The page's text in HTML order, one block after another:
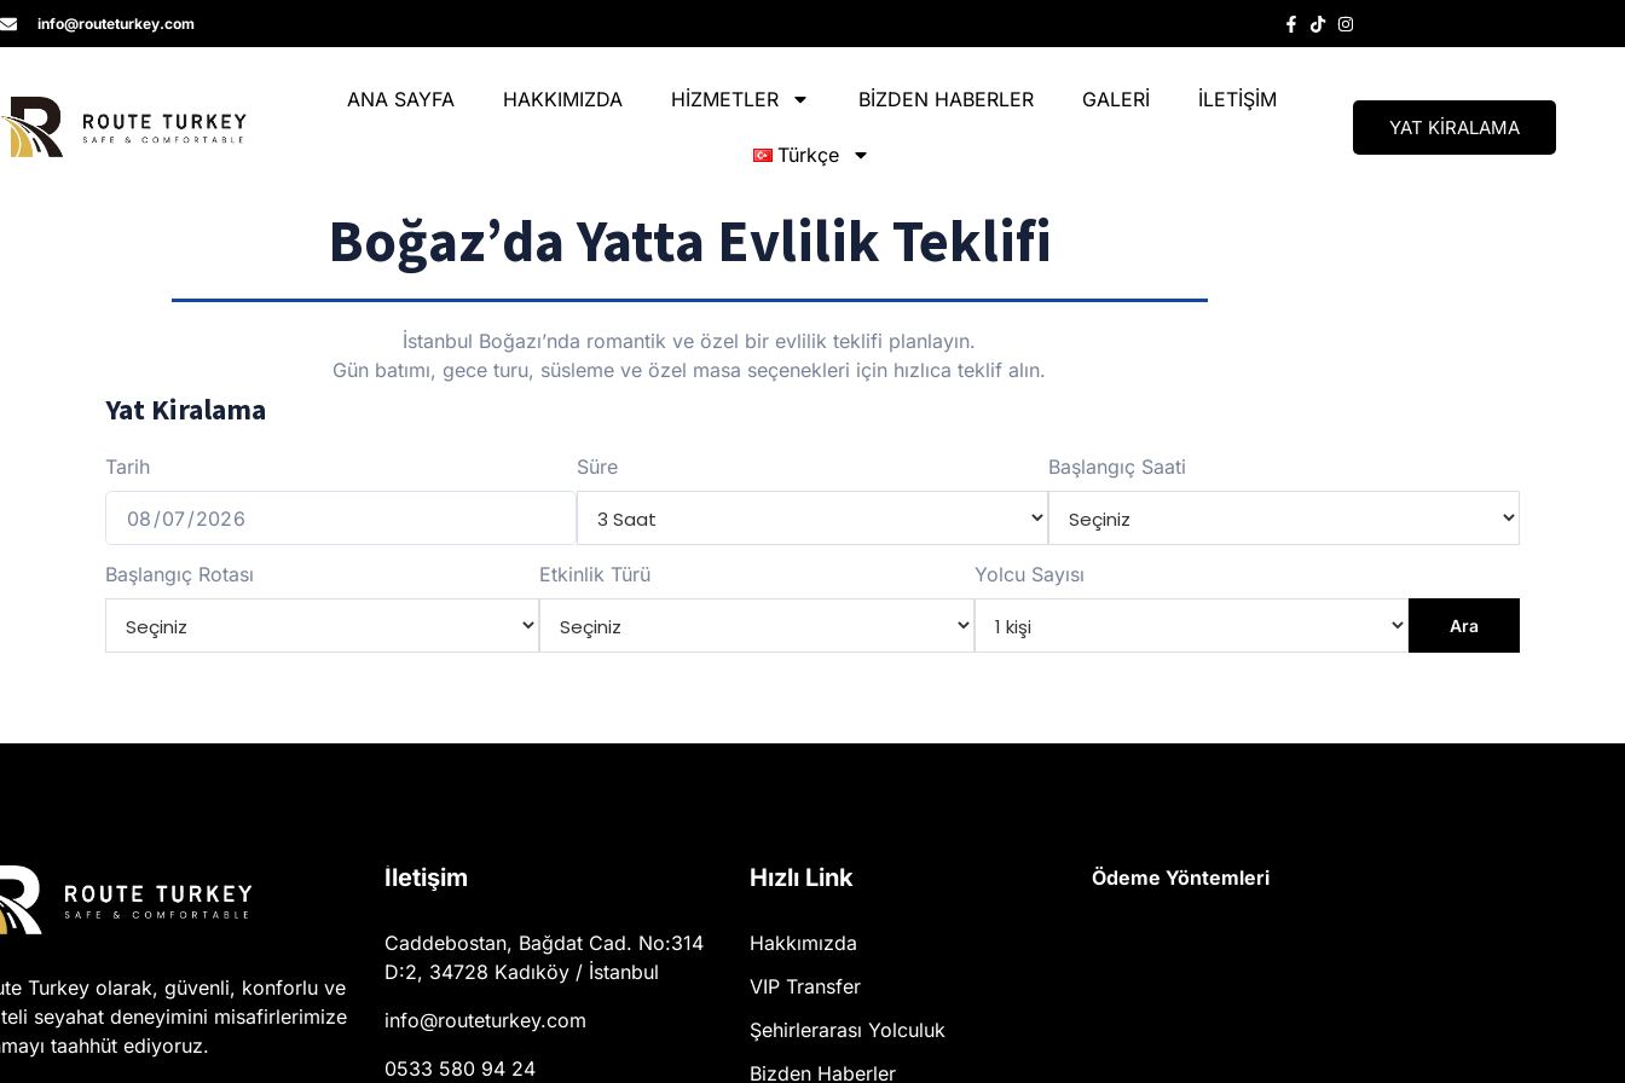
info@routeturkey.com
ANA SAYFA HAKKIMIZDA HİZMETLER BİZDEN HABERLER GALERİ İLETİŞİM
Türkçe
YAT KİRALAMA
Boğaz’da Yatta Evlilik Teklifi
İstanbul Boğazı’nda romantik ve özel bir evlilik teklifi planlayın.
Gün batımı, gece turu, süsleme ve özel masa seçenekleri için hızlıca teklif alın.
Yat Kiralama
Tarih Süre Başlangıç Saati
Başlangıç Rotası Etkinlik Türü Yolcu Sayısı
Ara
Turkey olarak, güvenli, konforlu ve
seyahat deneyimini misafirlerimize
taahhüt ediyoruz.
İletişim
Caddebostan, Bağdat Cad. No:314
D:2, 34728 Kadıköy / İstanbul
info@routeturkey.com
0533 580 94 24
Hızlı Link
Hakkımızda
VIP Transfer
Şehirlerarası Yolculuk
Bizden Haberler
Ödeme Yöntemleri